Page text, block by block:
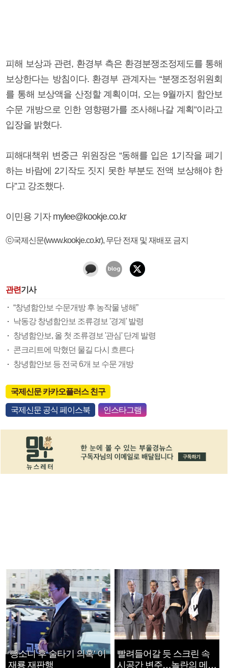
피해 보상과 관련, 환경부 측은 환경분쟁조정제도를 통해
보상한다는 방침이다. 환경부 관계자는 “분쟁조정위원회
를 통해 보상액을 산정할 계획이며, 오는 9월까지 함안보
수문 개방으로 인한 영향평가를 조사해나갈 계획”이라고
입장을 밝혔다.
피해대책위 변중근 위원장은 “동해를 입은 1기작을 폐기
하는 바람에 2기작도 짓지 못한 부분도 전액 보상해야 한
다”고 강조했다.
이민용 기자 mylee@kookje.co.kr
ⓒ국제신문(www.kookje.co.kr), 무단 전재 및 재배포 금지
관련기사
“창녕함안보 수문개방 후 농작물 냉해”
낙동강 창녕함안보 조류경보 '경계' 발령
창녕함안보, 올 첫 조류경보 '관심' 단계 발령
콘크리트에 막혔던 물길 다시 흐른다
창녕함안보 등 전국 6개 보 수문 개방
국제신문 카카오플러스 친구
국제신문 공식 페이스북 인스타그램
‘뺑소니 후 술타기 의혹’ 이
재룡 재판행
빨려들어갈 듯 스크린 속
시공간 변주…놀란의 메시